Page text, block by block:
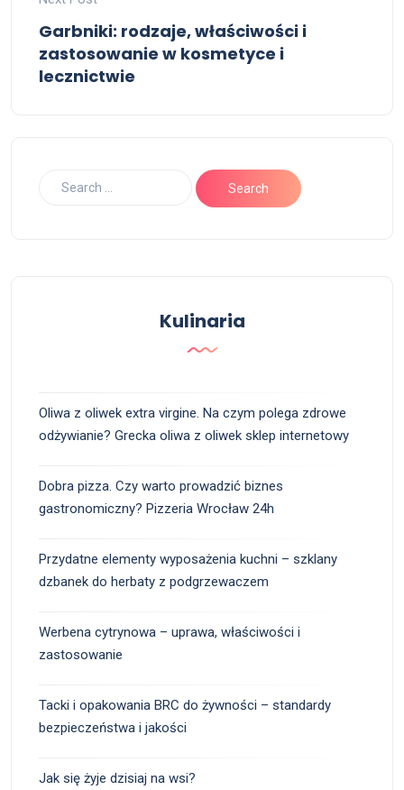
Garbniki: rodzaje, właściwości i
zastosowanie w kosmetyce i
lecznictwie
Kulinaria
Oliwa z oliwek extra virgine. Na czym polega zdrowe
odżywianie? Grecka oliwa z oliwek sklep internetowy
Dobra pizza. Czy warto prowadzić biznes
gastronomiczny? Pizzeria Wrocław 24h
Przydatne elementy wyposażenia kuchni – szklany
dzbanek do herbaty z podgrzewaczem
Werbena cytrynowa – uprawa, właściwości i
zastosowanie
Tacki i opakowania BRC do żywności – standardy
bezpieczeństwa i jakości
Jak się żyje dzisiaj na wsi?